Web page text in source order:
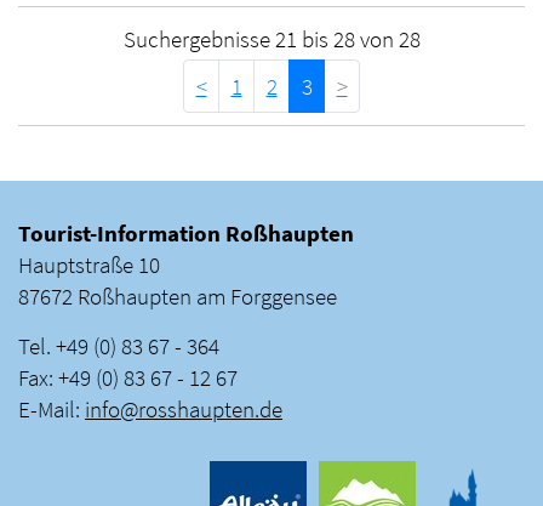
Suchergebnisse 21 bis 28 von 28
<
1 2 3 >
Tourist-Information Roßhaupten
Hauptstraße 10
87672 Roßhaupten am Forggensee
Tel. +49 (0) 83 67 - 364
Fax: +49 (0) 83 67 - 12 67
E-Mail: info@rosshaupten.de